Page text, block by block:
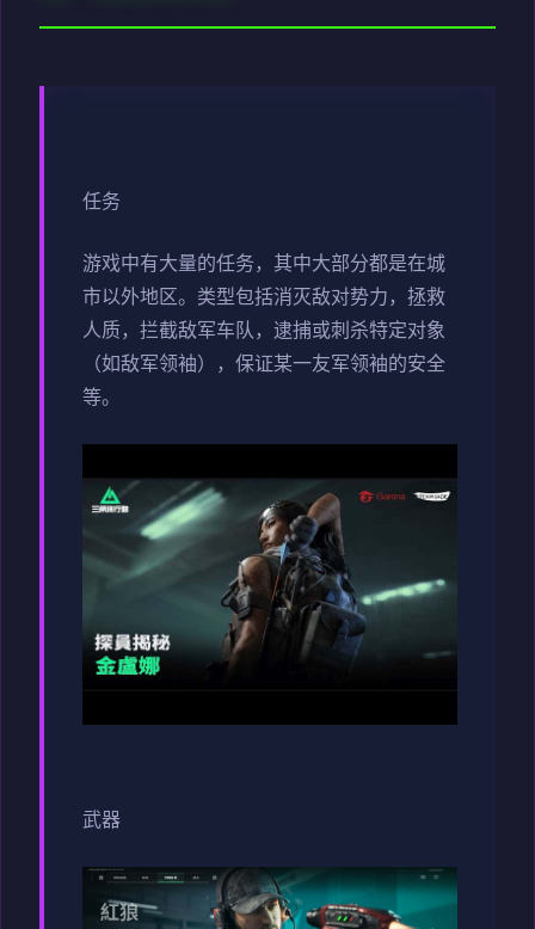
任务
游戏中有大量的任务，其中大部分都是在城
市以外地区。类型包括消灭敌对势力，拯救
人质，拦截敌军车队，逮捕或刺杀特定对象
（如敌军领袖），保证某一友军领袖的安全
等。
武器